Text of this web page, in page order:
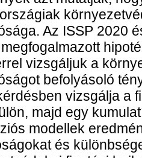
Az ISSP 2020
vizsgáljuk a
befolyásoló
vizsgálja a
majd egy
modellek
és